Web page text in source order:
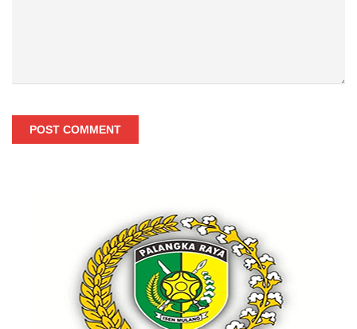
POST COMMENT